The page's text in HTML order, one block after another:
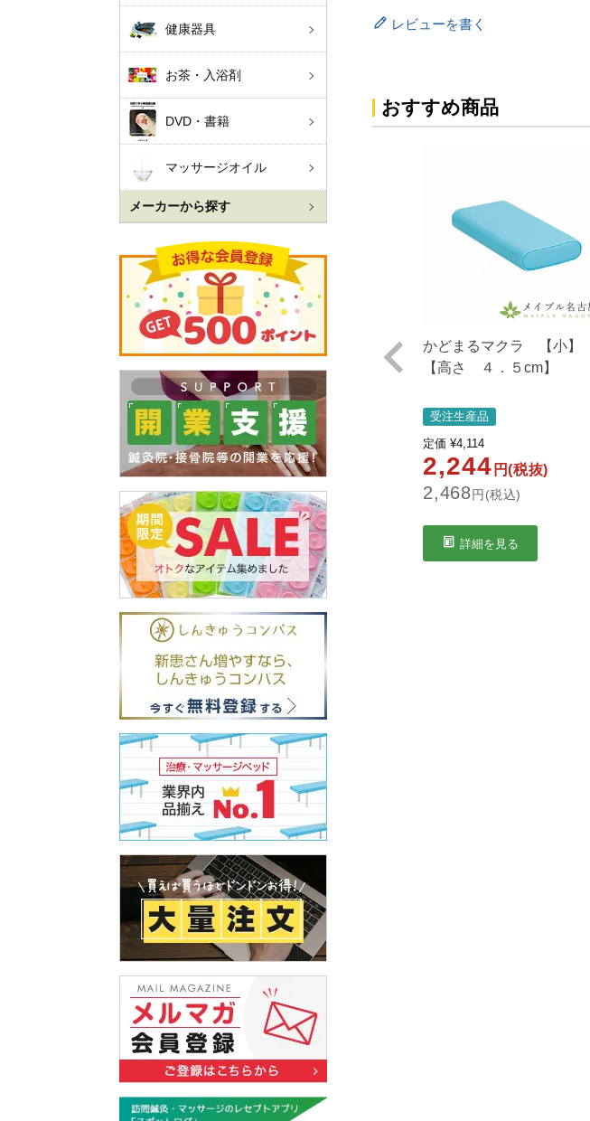
健康器具
お茶・入浴剤
DVD・書籍
マッサージオイル
メーカーから探す
レビューを書く
おすすめ商品
かどまるマクラ 【小】
【高さ ４．５cm】
受注生産品
定価 ¥4,114
2,244 円(税抜)
2,468円(税込)
詳細を見る